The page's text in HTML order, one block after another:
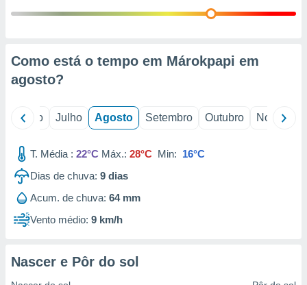
1199
Como está o tempo em Márokpapi em
agosto?
Junho Julho Agosto Setembro Outubro Novembro
T. Média : 22°C Máx.: 28°C Min: 16°C
Dias de chuva: 9 dias
Acum. de chuva: 64 mm
Vento médio: 9 km/h
Nascer e Pôr do sol